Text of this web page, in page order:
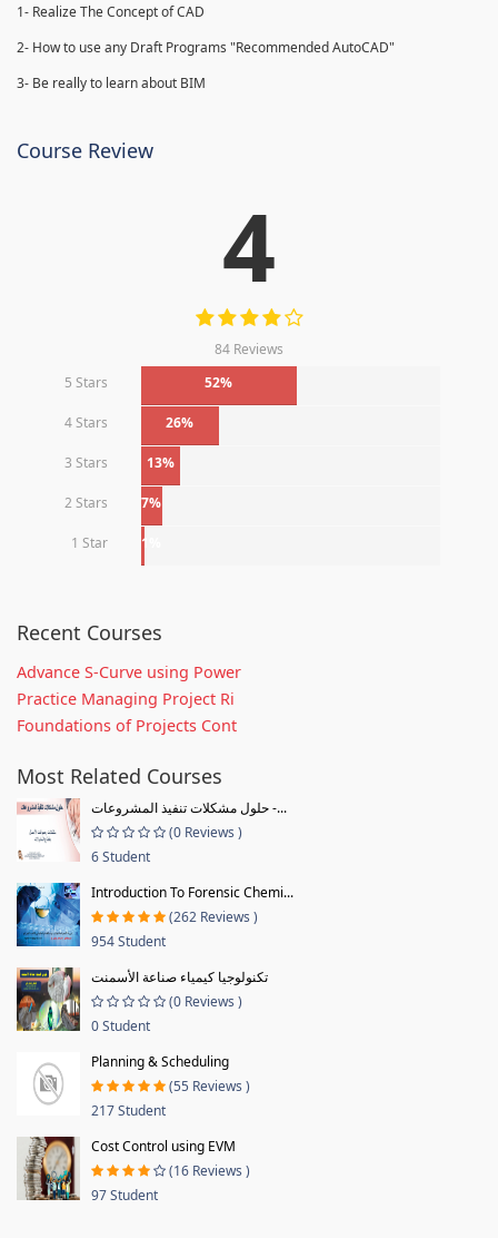
1- Realize The Concept of CAD
2- How to use any Draft Programs "Recommended AutoCAD"
3- Be really to learn about BIM
Course Review
4
84 Reviews
5 Stars
52%
4 Stars 26%
3 Stars 13%
2 Stars 7%
1 Star 1%
Recent Courses
Advance S-Curve using Power
Practice Managing Project Ri
Foundations of Projects Cont
Most Related Courses
حلول مشكلات تنفيذ المشروعات -...
(0 Reviews )
6 Student
Introduction To Forensic Chemi...
(262 Reviews )
954 Student
تكنولوجيا كيمياء صناعة الأسمنت
(0 Reviews )
0 Student
Planning & Scheduling
(55 Reviews )
217 Student
Cost Control using EVM
(16 Reviews )
97 Student